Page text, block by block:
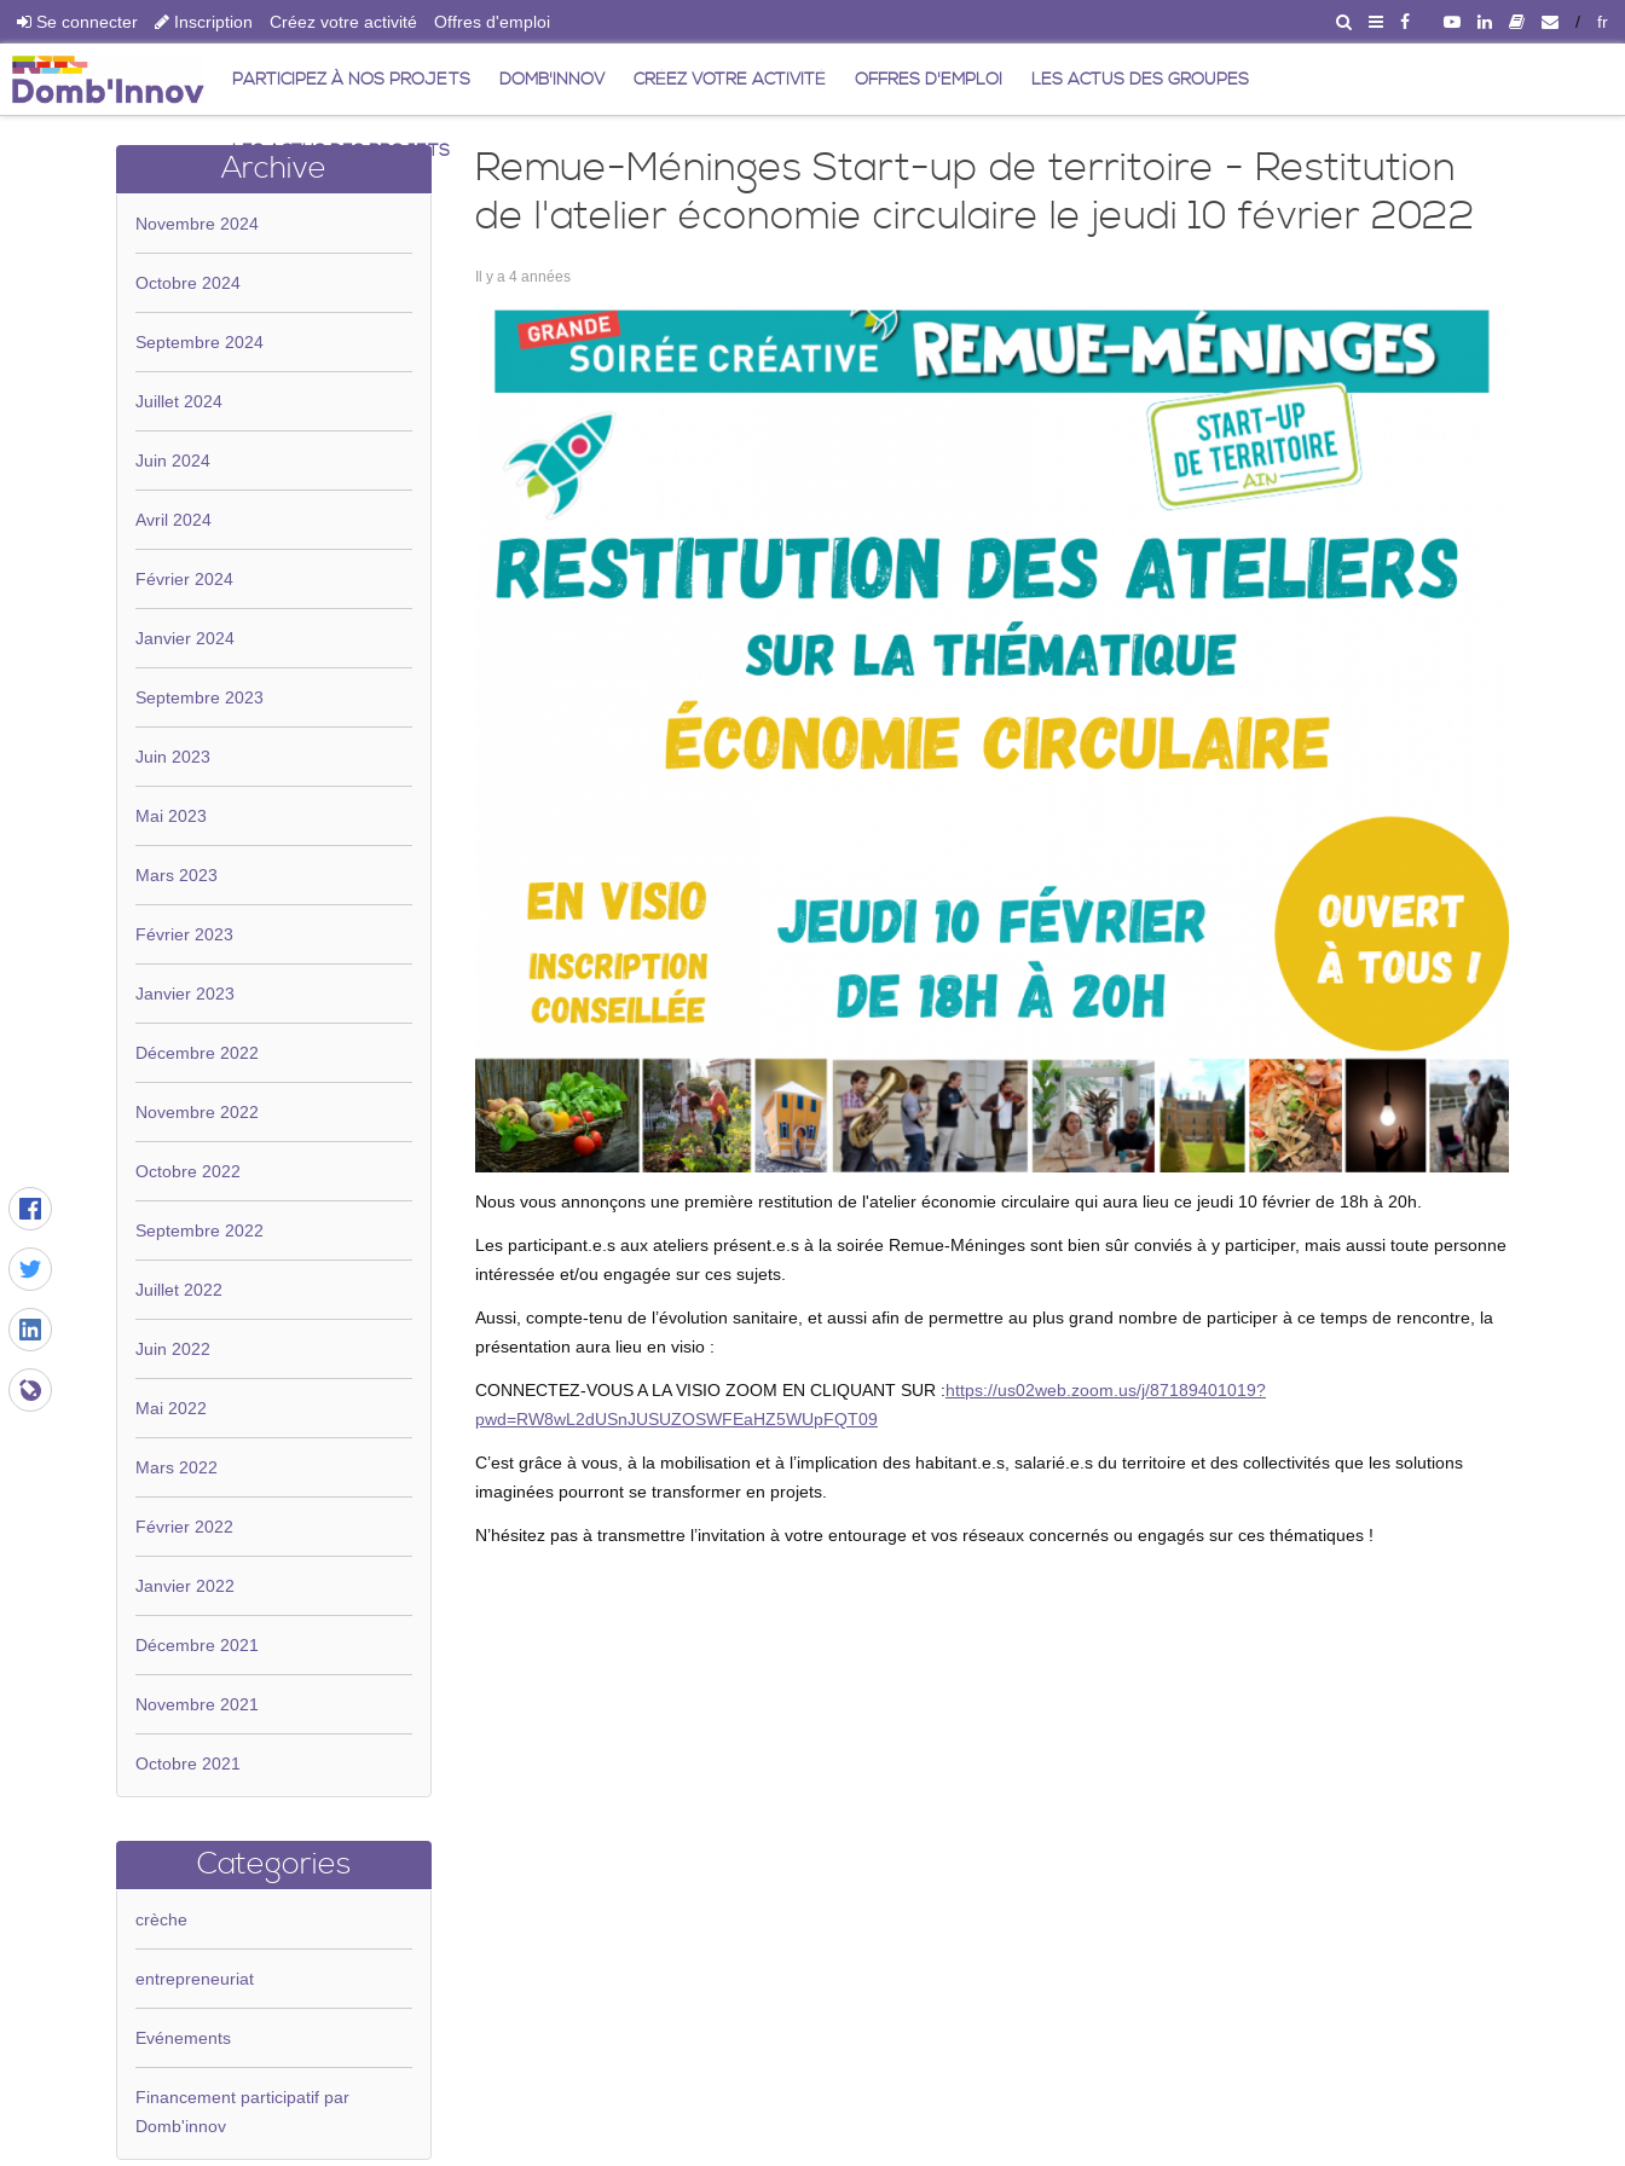
Se connecter Inscription Créez votre activité Offres d'emploi / fr
PARTICIPEZ À NOS PROJETS DOMB'INNOV CRÉEZ VOTRE ACTIVITÉ OFFRES D'EMPLOI LES ACTUS DES GROUPES
LES ACTUS DES PROJETS
Archive
Novembre 2024
Octobre 2024
Septembre 2024
Juillet 2024
Juin 2024
Avril 2024
Février 2024
Janvier 2024
Septembre 2023
Juin 2023
Mai 2023
Mars 2023
Février 2023
Janvier 2023
Décembre 2022
Novembre 2022
Octobre 2022
Septembre 2022
Juillet 2022
Juin 2022
Mai 2022
Mars 2022
Février 2022
Janvier 2022
Décembre 2021
Novembre 2021
Octobre 2021
Categories
crèche
entrepreneuriat
Evénements
Financement participatif par
Domb'innov
Remue-Méninges Start-up de territoire - Restitution
de l'atelier économie circulaire le jeudi 10 février 2022
Il y a 4 années
Nous vous annonçons une première restitution de l'atelier économie circulaire qui aura lieu ce jeudi 10 février de 18h à 20h.
Les participant.e.s aux ateliers présent.e.s à la soirée Remue-Méninges sont bien sûr conviés à y participer, mais aussi toute personne
intéressée et/ou engagée sur ces sujets.
Aussi, compte-tenu de l’évolution sanitaire, et aussi afin de permettre au plus grand nombre de participer à ce temps de rencontre, la
présentation aura lieu en visio :
CONNECTEZ-VOUS A LA VISIO ZOOM EN CLIQUANT SUR :https://us02web.zoom.us/j/87189401019?
pwd=RW8wL2dUSnJUSUZOSWFEaHZ5WUpFQT09
C’est grâce à vous, à la mobilisation et à l’implication des habitant.e.s, salarié.e.s du territoire et des collectivités que les solutions
imaginées pourront se transformer en projets.
N’hésitez pas à transmettre l’invitation à votre entourage et vos réseaux concernés ou engagés sur ces thématiques !